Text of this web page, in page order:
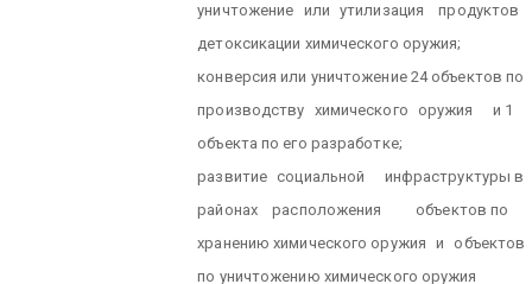
уничтожение или утилизация
продуктов
детоксикации химического оружия;
конверсия или уничтожение 24 объектов по
производству химического оружия
и 1
объекта по его разработке;
развитие социальной
инфраструктуры в
районах
расположения
объектов по
хранению химического оружия
и
объектов
по уничтожению химического оружия